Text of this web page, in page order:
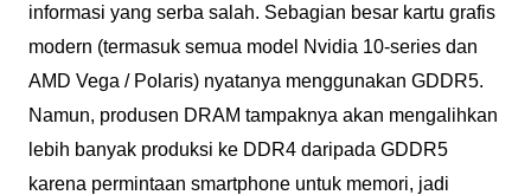
informasi yang serba salah. Sebagian besar kartu grafis
modern (termasuk semua model Nvidia 10-series dan
AMD Vega / Polaris) nyatanya menggunakan GDDR5.
Namun, produsen DRAM tampaknya akan mengalihkan
lebih banyak produksi ke DDR4 daripada GDDR5
karena permintaan smartphone untuk memori, jadi